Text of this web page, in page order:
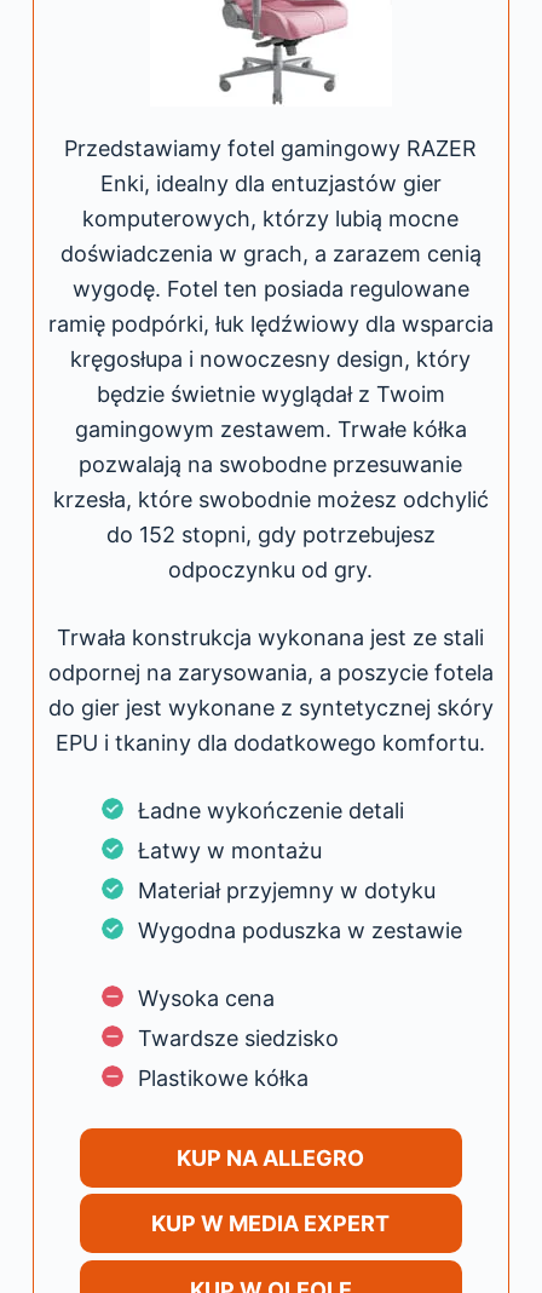
Przedstawiamy fotel gamingowy RAZER
Enki, idealny dla entuzjastów gier
komputerowych, którzy lubią mocne
doświadczenia w grach, a zarazem cenią
wygodę. Fotel ten posiada regulowane
ramię podpórki, łuk lędźwiowy dla wsparcia
kręgosłupa i nowoczesny design, który
będzie świetnie wyglądał z Twoim
gamingowym zestawem. Trwałe kółka
pozwalają na swobodne przesuwanie
krzesła, które swobodnie możesz odchylić
do 152 stopni, gdy potrzebujesz
odpoczynku od gry.
Trwała konstrukcja wykonana jest ze stali
odpornej na zarysowania, a poszycie fotela
do gier jest wykonane z syntetycznej skóry
EPU i tkaniny dla dodatkowego komfortu.
Ładne wykończenie detali
Łatwy w montażu
Materiał przyjemny w dotyku
Wygodna poduszka w zestawie
Wysoka cena
Twardsze siedzisko
Plastikowe kółka
KUP NA ALLEGRO
KUP W MEDIA EXPERT